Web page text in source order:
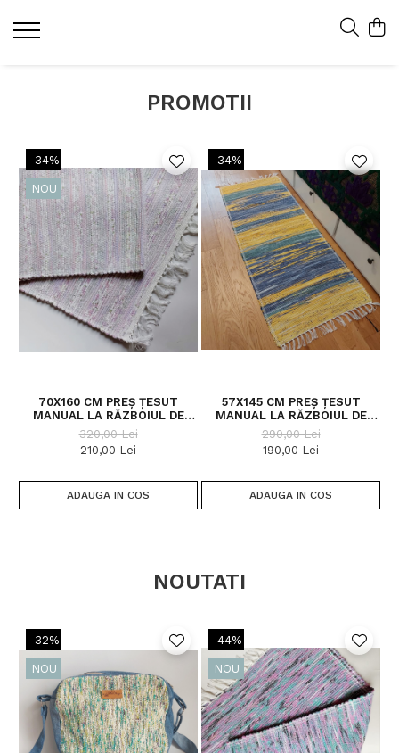
PROMOTII
-34%
NOU
70X160 CM PREȘ ȚESUT
MANUAL LA RĂZBOIUL DE
ȚESUT
320,00 Lei
210,00 Lei
ADAUGA IN COS
-34%
57X145 CM PREȘ ȚESUT
MANUAL LA RĂZBOIUL DE
ȚESUT
290,00 Lei
190,00 Lei
ADAUGA IN COS
NOUTATI
-32%
NOU
-44%
NOU